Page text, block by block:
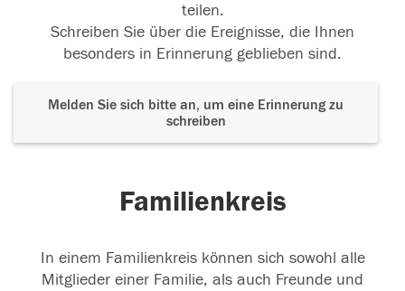
teilen.
Schreiben Sie über die Ereignisse, die Ihnen
besonders in Erinnerung geblieben sind.
Melden Sie sich bitte an, um eine Erinnerung zu
schreiben
Familienkreis
In einem Familienkreis können sich sowohl alle
Mitglieder einer Familie, als auch Freunde und